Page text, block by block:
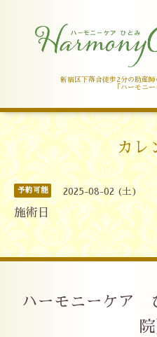
新宿区下落合徒歩2分の助産
「ハーモニ
カレ
予約可能 2025-08-02 (土)
施術日
ハーモニーケア
院